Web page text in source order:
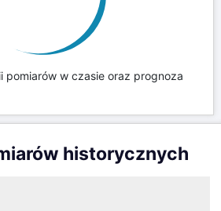
pomiarów w czasie oraz prognoza
historycznych